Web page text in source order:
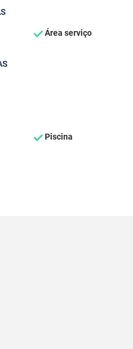
Área serviço
Piscina